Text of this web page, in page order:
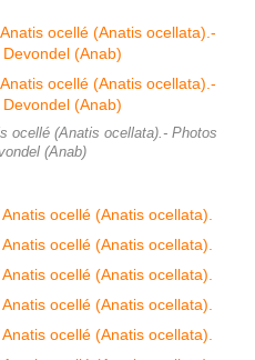
ocellé (Anatis ocellata).- Photos
(Anab)